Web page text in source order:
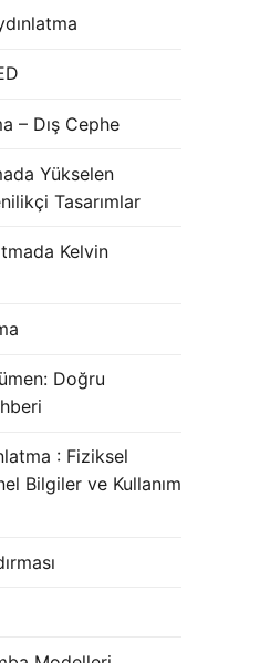
– Dış Cephe
Yükselen
Tasarımlar
Kelvin
Doğru
: Fiziksel
Bilgiler ve Kullanım